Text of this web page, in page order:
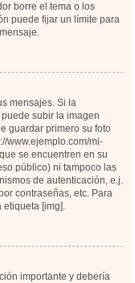
borre el tema o los
puede fijar un límite para
mensajes. Si la
subir la imagen
guardar primero su foto
www.ejemplo.com/mi-
se encuentren en su
público) ni tampoco las
de autenticación, e.j.
contraseñas, etc. Para
etiqueta [img].
importante y debería